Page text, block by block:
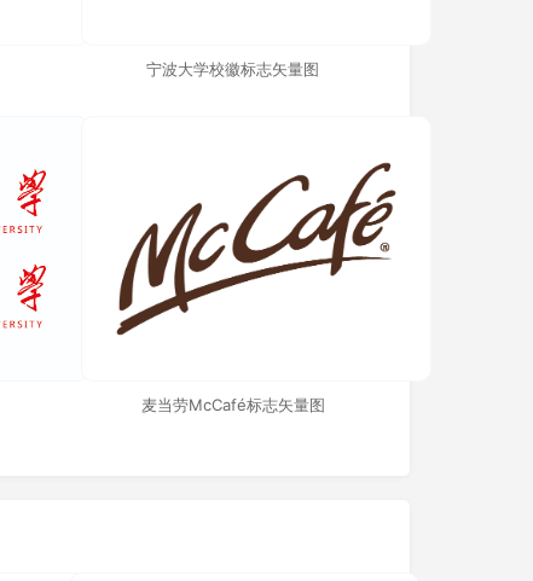
宁波大学校徽标志矢量图
麦当劳McCafé标志矢量图